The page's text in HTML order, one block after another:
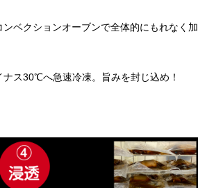
ンベクションオーブンで全体的にもれなく加
ナス30℃へ急速冷凍。旨みを封じ込め！